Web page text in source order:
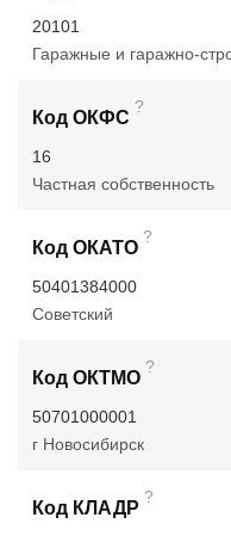
20101
Гаражные и гаражно-
Код ОКФС
?
16
Частная собственность
Код ОКАТО
?
50401384000
Советский
Код ОКТМО
?
50701000001
г Новосибирск
Код КЛАДР
?